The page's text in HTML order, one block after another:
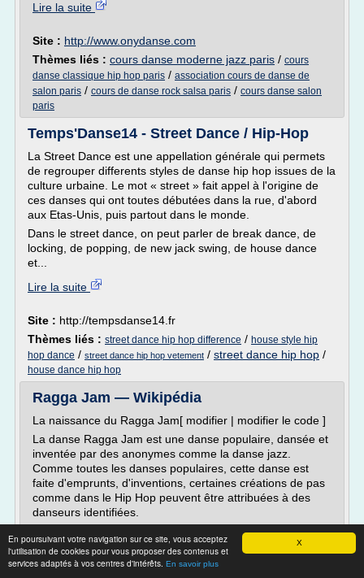
X
En poursuivant votre navigation sur ce site, vous acceptez
l'utilisation de cookies pour vous proposer des contenus et
services adaptés à vos centres d'intérêts. En savoir plus
Lire la suite
Site : http://www.onydanse.com
Thèmes liés : cours danse moderne jazz paris / cours
danse classique hip hop paris / association cours de danse de
salon paris / cours de danse rock salsa paris / cours danse salon
paris
Temps'Danse14 - Street Dance / Hip-Hop
La Street Dance est une appellation générale qui permets
de regrouper differents styles de danse hip hop issues de la
culture urbaine. Le mot « street » fait appel à l'origine de
ces danses qui ont toutes débutées dans la rue, d'abord
aux Etas-Unis, puis partout dans le monde.
Dans le street dance, on peut parler de break dance, de
locking, de popping, de new jack swing, de house dance
et...
Lire la suite
Site : http://tempsdanse14.fr
Thèmes liés : street dance hip hop difference / house style hip
hop dance / street dance hip hop vetement / street dance hip hop /
house dance hip hop
Ragga Jam — Wikipédia
La naissance du Ragga Jam[ modifier | modifier le code ]
La danse Ragga Jam est une danse populaire, dansée et
inventée par des anonymes comme la danse jazz.
Comme toutes les danses populaires, cette danse est
faite d'emprunts, d'inventions, certaines créations de pas
comme dans le Hip Hop peuvent être attribuées à des
danseurs identifiées.
Laure Courtellemont s'est intéressée à la...
Lire la suite